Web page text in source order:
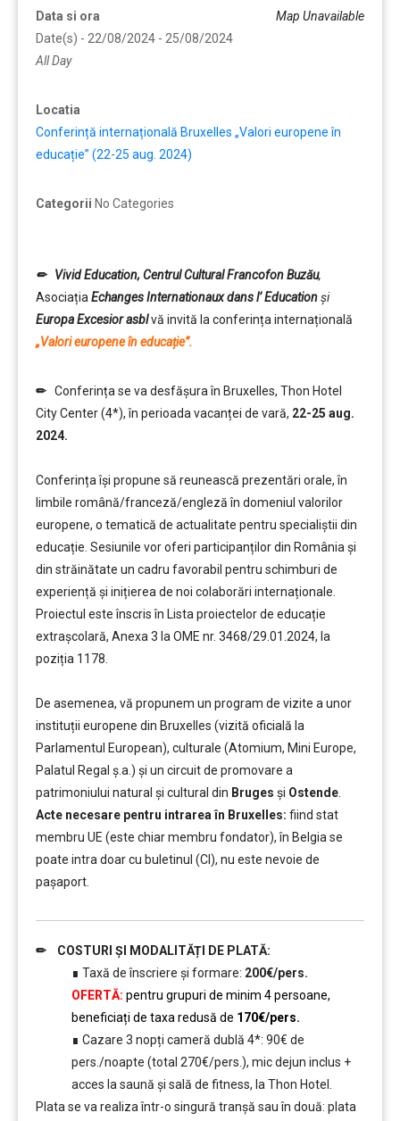
Map Unavailable
Data si ora
Date(s) - 22/08/2024 - 25/08/2024
All Day
Locatia
Conferință internațională Bruxelles „Valori europene în
educație” (22-25 aug. 2024)
Categorii No Categories
✏ Vivid Education, Centrul Cultural Francofon Buzău,
Asociația Echanges Internationaux dans l’ Educationși
Europa Excesior asblvă invită la conferința internațională
„Valori europene în educație”.
✏ Conferința se va desfășura în Bruxelles, Thon Hotel
City Center (4*), în perioada vacanței de vară, 22-25 aug.
2024.
Conferința își propune să reunească prezentări orale, în
limbile română/franceză/engleză în domeniul valorilor
europene, o tematică de actualitate pentru specialiștii din
educație. Sesiunile vor oferi participanților din România și
din străinătate un cadru favorabil pentru schimburi de
experiență și inițierea de noi colaborări internaționale.
Proiectul este înscris în Lista proiectelor de educație
extrașcolară, Anexa 3 la OME nr. 3468/29.01.2024, la
poziția 1178.
De asemenea, vă propunem un program de vizite a unor
instituții europene din Bruxelles (vizită oficială la
Parlamentul European), culturale (Atomium, Mini Europe,
Palatul Regal ș.a.) și un circuit de promovare a
patrimoniului natural și cultural din Bruges și Ostende
Acte necesare pentru intrarea în Bruxelles: fiind stat
membru UE (este chiar membru fondator), în Belgia se
poate intra doar cu buletinul (CI), nu este nevoie de
pașaport.
✏ COSTURI ȘI MODALITĂȚI DE PLATĂ:
∎ Taxă de înscriere și formare: 200€/pers.
OFERTĂ: pentru grupuri de minim 4 persoane,
beneficiați de taxa redusă de 170€/pers.
∎ Cazare 3 nopți cameră dublă 4*: 90€ de
pers./noapte (total 270€/pers.), mic dejun inclus +
acces la saună și sală de fitness, la Thon Hotel.
Plata se va realiza într-o singură tranșă sau în două: plata